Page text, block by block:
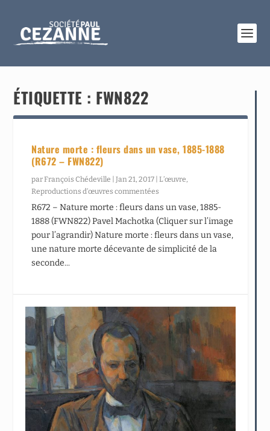
ÉTIQUETTE : FWN822
Nature morte : fleurs dans un vase, 1885-1888
(R672 – FWN822)
parFrançois Chédeville |Jan 21, 2017 |L’œuvre,
Reproductions d’œuvres commentées
R672 – Nature morte : fleurs dans un vase, 1885-
1888 (FWN822) Pavel Machotka (Cliquer sur l’image
pour l’agrandir) Nature morte : fleurs dans un vase,
une nature morte décevante de simplicité de la
seconde...